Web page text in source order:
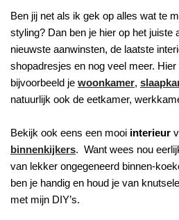
Ben jij net als ik gek op alles wat te
styling? Dan ben je hier op het juiste
nieuwste aanwinsten, de laatste
shopadresjes en nog veel meer.
bijvoorbeeld je woonkamer,
natuurlijk ook de eetkamer,
Bekijk ook eens een mooi interieur
binnenkijkers. Want wees nou
van lekker ongegeneerd binnen-
ben je handig en houd je van
met mijn DIY’s.